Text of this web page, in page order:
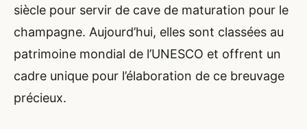
siècle pour servir de cave de maturation pour le
champagne. Aujourd’hui, elles sont classées au
patrimoine mondial de l’UNESCO et offrent un
cadre unique pour l’élaboration de ce breuvage
précieux.